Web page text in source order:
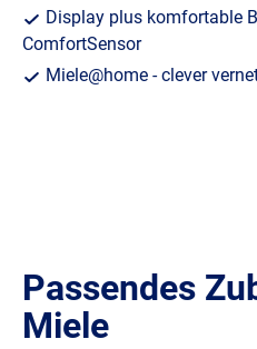
Display plus komfortable
ComfortSensor
Miele@home - clever
Passendes
Miele